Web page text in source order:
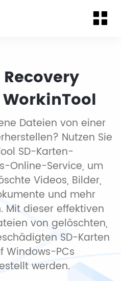
Dateien von einer
Nutzen Sie
SD-Karten-
Online-Service, um
Videos, Bilder,
und mehr
Mit dieser effektiven
von gelöschten,
SD-Karten
Windows-PCs
werden.